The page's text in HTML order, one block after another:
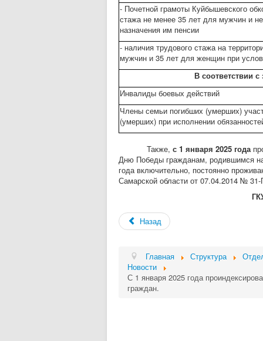
- Почетной грамоты Куйбышевского
стажа не менее 35 лет для мужчин и
назначения им пенсии
- наличия трудового стажа на
мужчин и 35 лет для женщин при
В соответствии с
Инвалиды боевых действий
Члены семьи погибших (умерших)
(умерших) при исполнении
Также, с 1 января 2025 года
Дню Победы гражданам, родившимся
года включительно, постоянно
Самарской области от 07.04.2014 № 31-
Назад
Главная Структура
Новости
С 1 января 2025 года
граждан.